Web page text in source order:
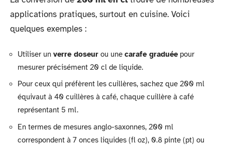
applications pratiques, surtout en cuisine. Voici
quelques exemples :
Utiliser un verre doseur ou une carafe graduéepour
mesurer précisément 20 cl de liquide.
Pour ceux qui préfèrent les cuillères, sachez que 200 ml
équivaut à 40 cuillères à café, chaque cuillère à café
représentant 5 ml.
En termes de mesures anglo-saxonnes, 200 ml
correspondent à 7 onces liquides (fl oz), 0.8 pinte (pt) ou